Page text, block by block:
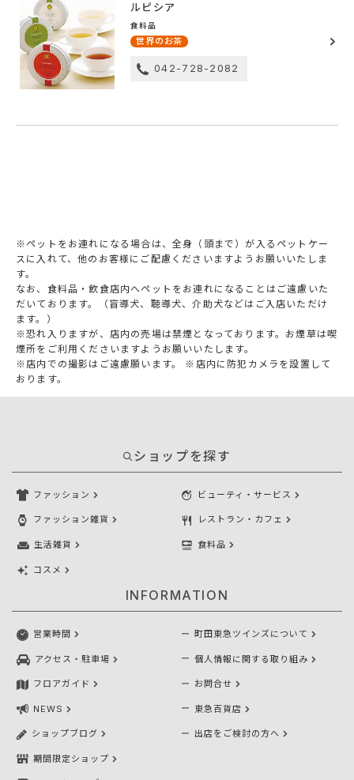
ルピシア
食料品
世界のお茶
042-728-2082
※ペットをお連れになる場合は、全身（頭まで）が入るペットケー
スに入れて、他のお客様にご配慮くださいますようお願いいたしま
す。
なお、食料品・飲食店内へペットをお連れになることはご遠慮いた
だいております。（盲導犬、聴導犬、介助犬などはご入店いただけ
ます。）
※恐れ入りますが、店内の売場は禁煙となっております。お煙草は喫
煙所をご利用くださいますようお願いいたします。
※店内での撮影はご遠慮願います。 ※店内に防犯カメラを設置して
おります。
ショップを探す
ファッション
ファッション雑貨
生活雑貨
コスメ
ビューティ・サービス
レストラン・カフェ
食料品
INFORMATION
営業時間
アクセス・駐車場
フロアガイド
NEWS
ショップブログ
期間限定ショップ
町田東急ツインズについて
個人情報に関する取り組み
お問合せ
東急百貨店
出店をご検討の方へ